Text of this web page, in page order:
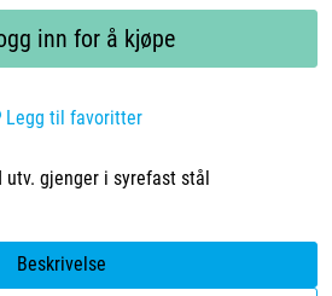
inn for å kjøpe
Legg til favoritter
utv. gjenger i syrefast stål
Beskrivelse